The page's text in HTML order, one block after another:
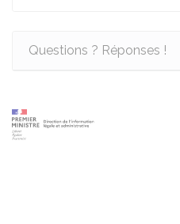
Questions ? Réponses !